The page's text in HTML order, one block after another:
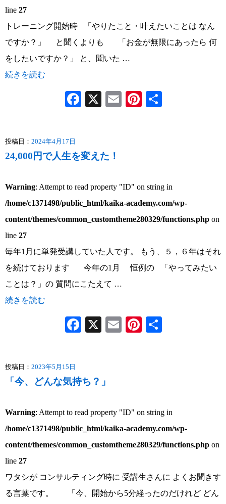
line 27
トレーニング開始時 「やりたこと・叶えたいことは なん
ですか？」 と聞くよりも 「お金が無限にあったら 何
をしたいですか？」 と、聞いた …
続きを読む
Facebook
X EmailPinterest
投稿日： 2024年4月17日
24,000円で人生を変えた！
Warning: Attempt to read property "ID" on string in
/home/c1371498/public_html/kaika-academy.com/wp-
content/themes/common_customtheme280329/functions.php on
line 27
毎年1月に単発受講していた人です。 もう、５，６年はそれ
を続けております 今年の1月 恒例の 「やってみたい
ことは？」の 質問にこたえて …
続きを読む
Facebook
X EmailPinterest
投稿日： 2023年5月15日
「今、どんな気持ち？」
Warning: Attempt to read property "ID" on string in
/home/c1371498/public_html/kaika-academy.com/wp-
content/themes/common_customtheme280329/functions.php on
line 27
ワタシが コンサルティング時に 受講生さんに よくお聞きす
る言葉です。 「今、開始から5分経ったのだけれど どん